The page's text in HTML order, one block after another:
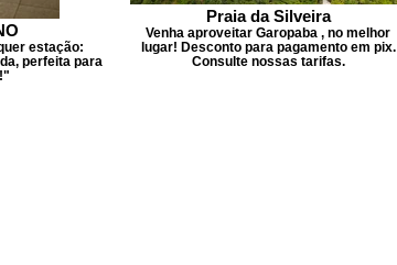
estação:
perfeita para
Praia da Silveira
Venha aproveitar Garopaba , no melhor
lugar! Desconto para pagamento em pix.
Consulte nossas tarifas.